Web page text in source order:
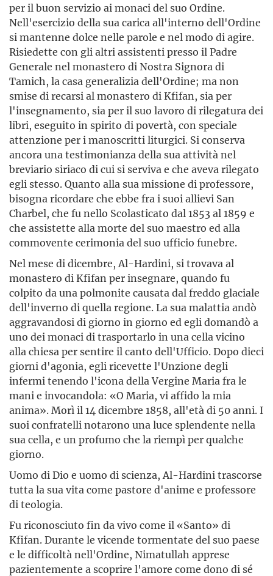
per il buon servizio ai monaci del suo Ordine.
Nell'esercizio della sua carica all'interno dell'Ordine
si mantenne dolce nelle parole e nel modo di agire.
Risiedette con gli altri assistenti presso il Padre
Generale nel monastero di Nostra Signora di
Tamich, la casa generalizia dell'Ordine; ma non
smise di recarsi al monastero di Kfifan, sia per
l'insegnamento, sia per il suo lavoro di rilegatura dei
libri, eseguito in spirito di povertà, con speciale
attenzione per i manoscritti liturgici. Si conserva
ancora una testimonianza della sua attività nel
breviario siriaco di cui si serviva e che aveva rilegato
egli stesso. Quanto alla sua missione di professore,
bisogna ricordare che ebbe fra i suoi allievi San
Charbel, che fu nello Scolasticato dal 1853 al 1859 e
che assistette alla morte del suo maestro ed alla
commovente cerimonia del suo ufficio funebre.
Nel mese di dicembre, Al-Hardini, si trovava al
monastero di Kfifan per insegnare, quando fu
colpito da una polmonite causata dal freddo glaciale
dell'inverno di quella regione. La sua malattia andò
aggravandosi di giorno in giorno ed egli domandò a
uno dei monaci di trasportarlo in una cella vicino
alla chiesa per sentire il canto dell'Ufficio. Dopo dieci
giorni d'agonia, egli ricevette l'Unzione degli
infermi tenendo l'icona della Vergine Maria fra le
mani e invocandola: «O Maria, vi affido la mia
anima». Morì il 14 dicembre 1858, all'età di 50 anni. I
suoi confratelli notarono una luce splendente nella
sua cella, e un profumo che la riempì per qualche
giorno.
Uomo di Dio e uomo di scienza, Al-Hardini trascorse
tutta la sua vita come pastore d'anime e professore
di teologia.
Fu riconosciuto fin da vivo come il «Santo» di
Kfifan. Durante le vicende tormentate del suo paese
e le difficoltà nell'Ordine, Nimatullah apprese
pazientemente a scoprire l'amore come dono di sé